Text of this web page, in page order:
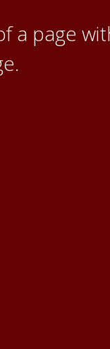
a page